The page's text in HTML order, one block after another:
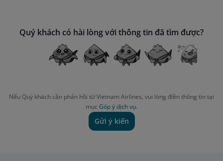
Quý khách có hài lòng với thông tin đã tìm được?
Nếu Quý khách cần phản hồi từ Vietnam Airlines, vui lòng điền thông tin tại
mục Góp ý dịch vụ.
Gửi ý kiến